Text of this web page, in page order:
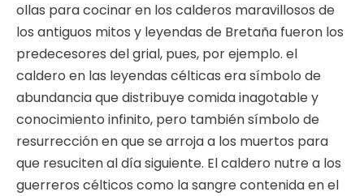
ollas para cocinar en los calderos maravillosos de
los antiguos mitos y leyendas de Bretaña fueron los
predecesores del grial, pues, por ejemplo. el
caldero en las leyendas célticas era símbolo de
abundancia que distribuye comida inagotable y
conocimiento infinito, pero también símbolo de
resurrección en que se arroja a los muertos para
que resuciten al día siguiente. El caldero nutre a los
guerreros célticos como la sangre contenida en el